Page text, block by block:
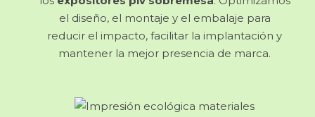
el diseño, el montaje y el embalaje para
reducir el impacto, facilitar la implantación y
mantener la mejor presencia de marca.